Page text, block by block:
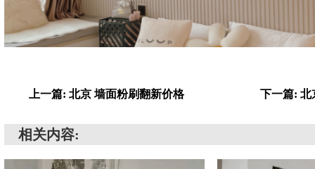
上一篇: 北京 墙面粉刷翻新价格 下一篇: 北
相关内容: